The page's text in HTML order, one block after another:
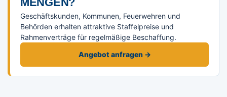
Geschäftskunden, Kommunen, Feuerwehren und
Behörden erhalten attraktive Staffelpreise und
Rahmenverträge für regelmäßige Beschaffung.
Angebot anfragen →